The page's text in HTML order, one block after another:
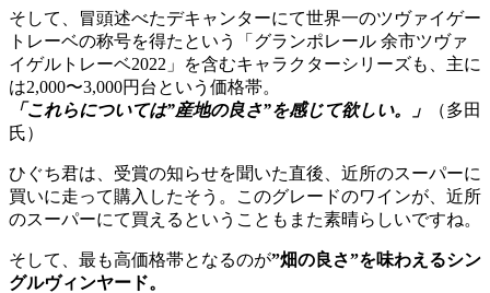
そして、冒頭述べたデキャンターにて世界一のツヴァイゲー
トレーベの称号を得たという「グランポレール 余市ツヴァ
イゲルトレーベ2022」を含むキャラクターシリーズも、主に
は2,000〜3,000円台という価格帯。
「これらについては”産地の良さ”を感じて欲しい。」
（多田
氏）
ひぐち君は、受賞の知らせを聞いた直後、近所のスーパーに
買いに走って購入したそう。このグレードのワインが、近所
のスーパーにて買えるということもまた素晴らしいですね。
そして、最も高価格帯となるのが”畑の良さ”を味わえるシン
グルヴィンヤード。